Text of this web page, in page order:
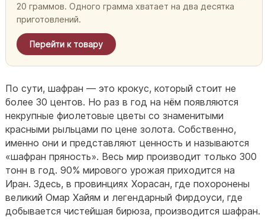
20 граммов. Одного грамма хватает на два десятка
приготовлений.
Перейти к товару
По сути, шафран — это крокус, который стоит не
более 30 центов. Но раз в год на нём появляются
некрупные фиолетовые цветы со знаменитыми
красными рыльцами по цене золота. Собственно,
именно они и представляют ценность и называются
«шафран пряность». Весь мир производит только 300
тонн в год. 90% мирового урожая приходится на
Иран. Здесь, в провинциях Хорасан, где похоронены
великий Омар Хайям и легендарный Фирдоуси, где
добывается чистейшая бирюза, производится шафран.